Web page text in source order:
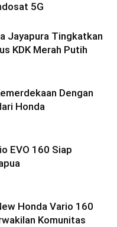
5G
Jayapura Tingkatkan
KDK Merah Putih
Dengan
Honda
EVO 160 Siap
Honda Vario 160
Komunitas